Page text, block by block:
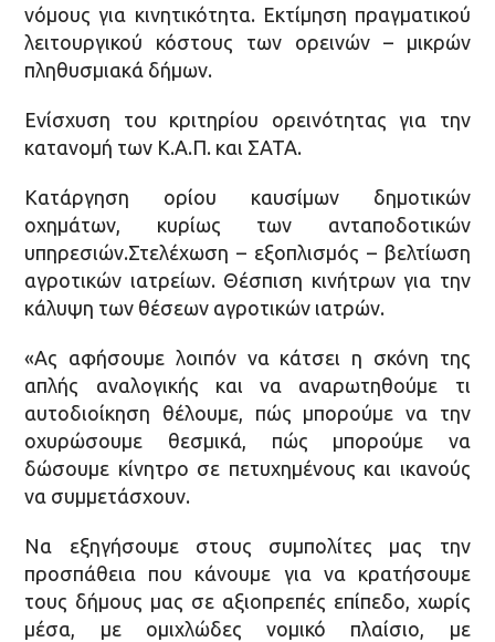
νόµους για κινητικότητα. Εκτίµηση πραγµατικού
λειτουργικού κόστους των ορεινών – µικρών
πληθυσµιακά δήµων.
Ενίσχυση του κριτηρίου ορεινότητας για την
κατανοµή των Κ.Α.Π. και ΣΑΤΑ.
Κατάργηση ορίου καυσίµων δηµοτικών
οχηµάτων, κυρίως των ανταποδοτικών
υπηρεσιών.Στελέχωση – εξοπλισµός – βελτίωση
αγροτικών ιατρείων. Θέσπιση κινήτρων για την
κάλυψη των θέσεων αγροτικών ιατρών.
«Ας αφήσουµε λοιπόν να κάτσει η σκόνη της
απλής αναλογικής και να αναρωτηθούµε τι
αυτοδιοίκηση θέλουµε, πώς µπορούµε να την
οχυρώσουµε θεσµικά, πώς µπορούµε να
δώσουµε κίνητρο σε πετυχηµένους και ικανούς
να συµµετάσχουν.
Να εξηγήσουµε στους συµπολίτες µας την
προσπάθεια που κάνουµε για να κρατήσουµε
τους δήµους µας σε αξιοπρεπές επίπεδο, χωρίς
µέσα, µε οµιχλώδες νοµικό πλαίσιο, µε